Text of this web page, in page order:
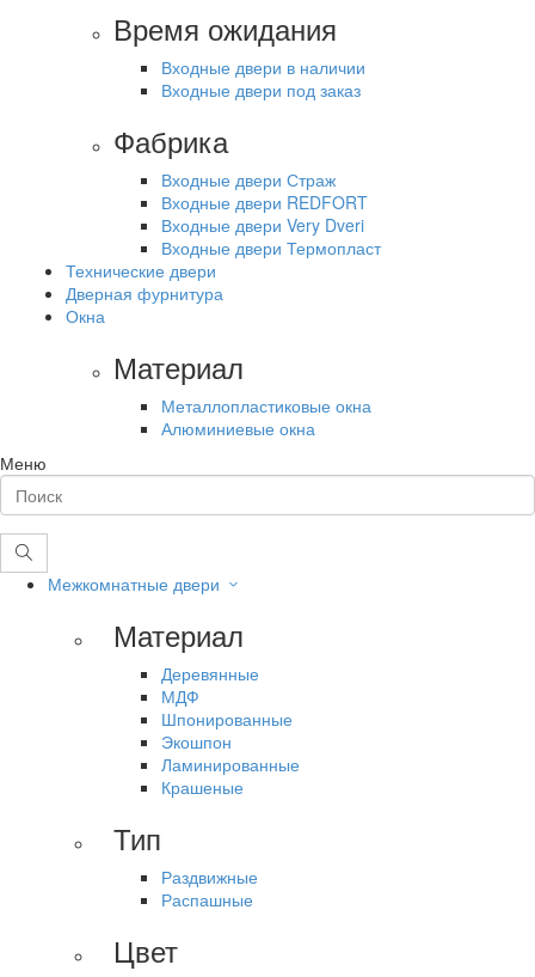
Время ожидания
Входные двери в наличии
Входные двери под заказ
Фабрика
Входные двери Страж
Входные двери REDFORT
Входные двери Very Dveri
Входные двери Термопласт
Технические двери
Дверная фурнитура
Окна
Материал
Металлопластиковые окна
Алюминиевые окна
Меню
Межкомнатные двери
Материал
Деревянные
МДФ
Шпонированные
Экошпон
Ламинированные
Крашеные
Тип
Раздвижные
Распашные
Цвет